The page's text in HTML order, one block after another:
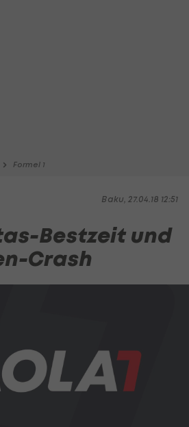
Formel 1
Baku, 27.04.18 12:51
Bestzeit und
Crash